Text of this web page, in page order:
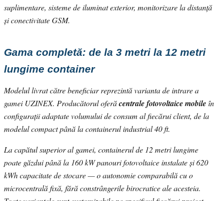
suplimentare, sisteme de iluminat exterior, monitorizare la distanță
și conectivitate GSM.
Gama completă: de la 3 metri la 12 metri
lungime container
Modelul livrat către beneficiar reprezintă varianta de intrare a
gamei UZINEX. Producătorul oferăcentrale fotovoltaice mobileîn
configurații adaptate volumului de consum al fiecărui client, de la
modelul compact până la containerul industrial 40 ft.
La capătul superior al gamei, containerul de 12 metri lungime
poate găzdui până la 160 kW panouri fotovoltaice instalate și 620
kWh capacitate de stocare — o autonomie comparabilă cu o
microcentrală fixă, fără constrângerile birocratice ale acesteia.